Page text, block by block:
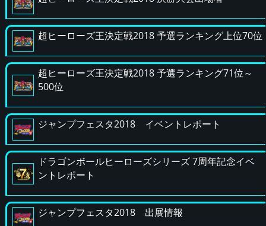
超ヒーローズ王決定戦2018 予選ランキング上位70位
超ヒーローズ王決定戦2018 予選ランキング71位～
500位
ジャンプフェスタ2018 イベントレポート
ドラゴンボールヒーローズシリーズ 7周年記念イベ
ントレポート
ジャンプフェスタ2018 出展情報